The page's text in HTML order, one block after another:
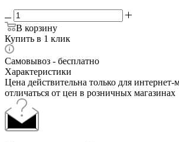
В корзину
Купить в 1 клик
Самовывоз - бесплатно
Характеристики
Цена действительна только для
отличаться от цен в розничных магазинах